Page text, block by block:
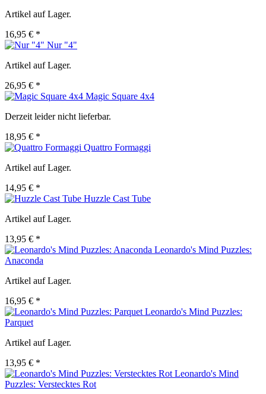
Artikel auf Lager.
16,95 € *
Nur "4"
Artikel auf Lager.
26,95 € *
Magic Square 4x4
Derzeit leider nicht lieferbar.
18,95 € *
Quattro Formaggi
Artikel auf Lager.
14,95 € *
Huzzle Cast Tube
Artikel auf Lager.
13,95 € *
Leonardo's Mind Puzzles:
Anaconda
Artikel auf Lager.
16,95 € *
Leonardo's Mind Puzzles:
Parquet
Artikel auf Lager.
13,95 € *
Leonardo's Mind
Puzzles: Verstecktes Rot